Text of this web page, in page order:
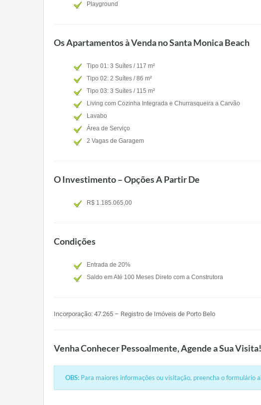
Playground
Os Apartamentos à Venda no Santa Monica Beach
Tipo 01: 3 Suítes / 117 m²
Tipo 02: 2 Suítes / 86 m²
Tipo 03: 3 Suítes / 115 m²
Living com Cozinha Integrada e Churrasqueira a Carvão
Lavabo
Área de Serviço
2 Vagas de Garagem
O Investimento – Opções A Partir De
R$ 1.185.065,00
Condições
Entrada de 20%
Saldo em Até 100 Meses Direto com a Construtora
Incorporação: 47.265 – Registro de Imóveis de Porto Belo
Venha Conhecer Pessoalmente, Agende a Sua Visita!
OBS: Para maiores informações ou visitação, preencha o formulário